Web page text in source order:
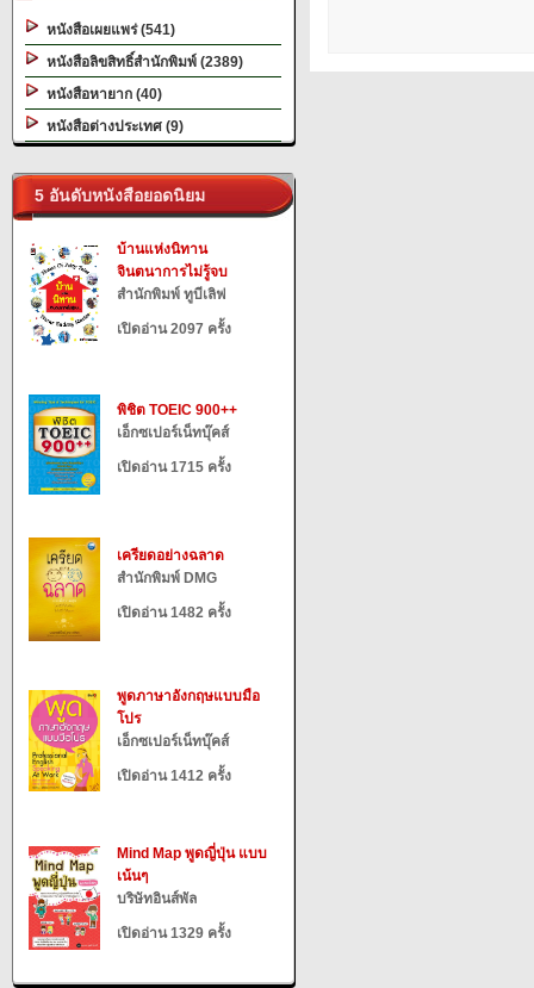
หนังสือเผยแพร่ (541)
หนังสือลิขสิทธิ์สำนักพิมพ์ (2389)
หนังสือหายาก (40)
หนังสือต่างประเทศ (9)
5 อันดับหนังสือยอดนิยม
บ้านแห่งนิทาน
จินตนาการไม่รู้จบ
สำนักพิมพ์ ทูบีเลิฟ
เปิดอ่าน 2097 ครั้ง
พิชิต TOEIC 900++
เอ็กซเปอร์เน็ทบุ๊คส์
เปิดอ่าน 1715 ครั้ง
เครียดอย่างฉลาด
สำนักพิมพ์ DMG
เปิดอ่าน 1482 ครั้ง
พูดภาษาอังกฤษแบบมือ
โปร
เอ็กซเปอร์เน็ทบุ๊คส์
เปิดอ่าน 1412 ครั้ง
Mind Map พูดญี่ปุ่น แบบ
เน้นๆ
บริษัทอินส์พัล
เปิดอ่าน 1329 ครั้ง